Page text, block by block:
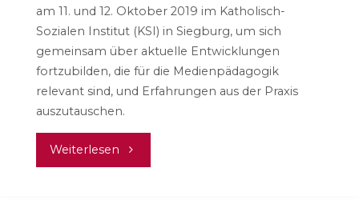
am 11. und 12. Oktober 2019 im Katholisch-
Sozialen Institut (KSI) in Siegburg, um sich
gemeinsam über aktuelle Entwicklungen
fortzubilden, die für die Medienpädagogik
relevant sind, und Erfahrungen aus der Praxis
auszutauschen.
Weiterlesen "Was